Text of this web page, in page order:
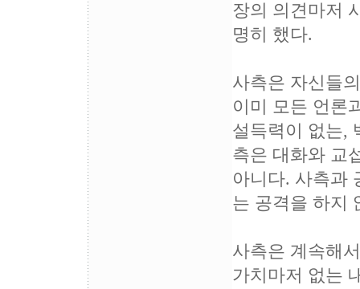
장의 의견마저
명히 했다.
사측은 자신들
이미 모든 언론
설득력이 없는,
측은 대화와 교
아니다. 사측과
는 공격을 하지
사측은 계속해
가치마저 없는